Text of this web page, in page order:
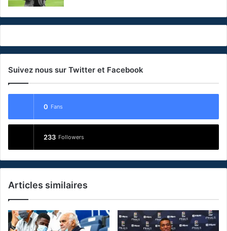
Suivez nous sur Twitter et Facebook
0 Fans
233 Followers
Articles similaires